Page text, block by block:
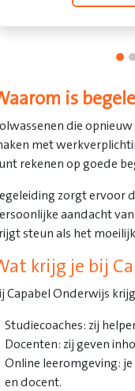
is
die
met
rekenen op goede
zorgt ervoor
aandacht
steun als het
krijg je bij
Capabel Onderwijs
Studiecoaches: zij
Docenten: zij geven
Online leeromgeving:
en docent.